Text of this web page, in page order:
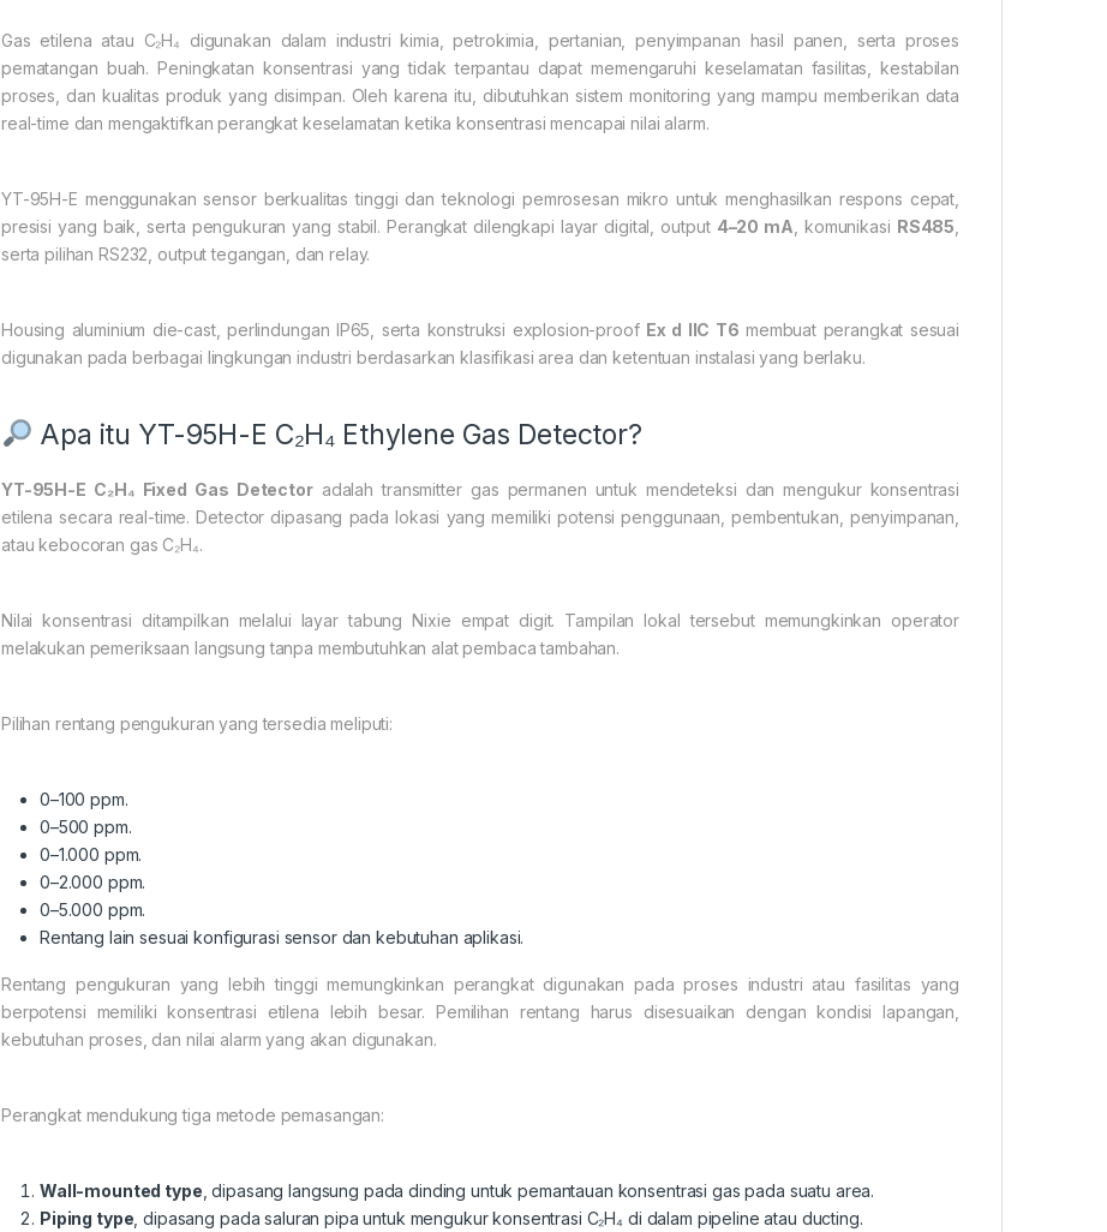
Gas etilena atau C₂H₄ digunakan dalam industri kimia, petrokimia, pertanian, penyimpanan hasil panen, serta proses
pematangan buah. Peningkatan konsentrasi yang tidak terpantau dapat memengaruhi keselamatan fasilitas, kestabilan
proses, dan kualitas produk yang disimpan. Oleh karena itu, dibutuhkan sistem monitoring yang mampu memberikan data
real-time dan mengaktifkan perangkat keselamatan ketika konsentrasi mencapai nilai alarm.
YT-95H-E menggunakan sensor berkualitas tinggi dan teknologi pemrosesan mikro untuk menghasilkan respons cepat,
presisi yang baik, serta pengukuran yang stabil. Perangkat dilengkapi layar digital, output 4–20 mA , komunikasi RS485
serta pilihan RS232, output tegangan, dan relay.
Housing aluminium die-cast, perlindungan IP65, serta konstruksi explosion-proof Ex d IIC T6 membuat perangkat sesuai
digunakan pada berbagai lingkungan industri berdasarkan klasifikasi area dan ketentuan instalasi yang berlaku.
Apa itu YT-95H-E C₂H₄ Ethylene Gas Detector?
YT-95H-E C₂H₄ Fixed Gas Detectoradalah transmitter gas permanen untuk mendeteksi dan mengukur konsentrasi
etilena secara real-time. Detector dipasang pada lokasi yang memiliki potensi penggunaan, pembentukan, penyimpanan,
atau kebocoran gas C₂H₄.
Nilai konsentrasi ditampilkan melalui layar tabung Nixie empat digit. Tampilan lokal tersebut memungkinkan operator
melakukan pemeriksaan langsung tanpa membutuhkan alat pembaca tambahan.
Pilihan rentang pengukuran yang tersedia meliputi:
0–100 ppm.
0–500 ppm.
0–1.000 ppm.
0–2.000 ppm.
0–5.000 ppm.
Rentang lain sesuai konfigurasi sensor dan kebutuhan aplikasi.
Rentang pengukuran yang lebih tinggi memungkinkan perangkat digunakan pada proses industri atau fasilitas yang
berpotensi memiliki konsentrasi etilena lebih besar. Pemilihan rentang harus disesuaikan dengan kondisi lapangan,
kebutuhan proses, dan nilai alarm yang akan digunakan.
Perangkat mendukung tiga metode pemasangan:
Wall-mounted type , dipasang langsung pada dinding untuk pemantauan konsentrasi gas pada suatu area.
Piping type , dipasang pada saluran pipa untuk mengukur konsentrasi C₂H₄ di dalam pipeline atau ducting.